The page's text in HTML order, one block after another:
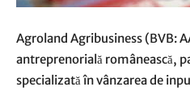
Agroland Agribusiness (BVB:
antreprenorială românească,
specializată în vânzarea de